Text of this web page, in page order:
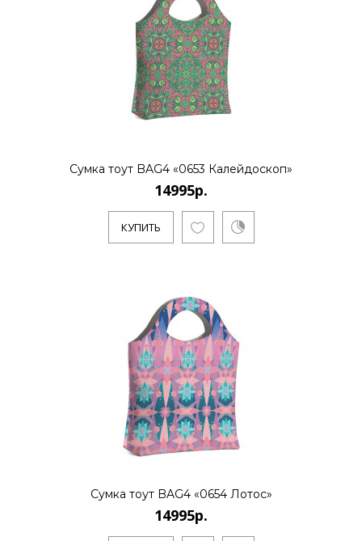
КУПИТЬ
..
14995р.
..
КУПИТЬ
14995р.
Сумка тоут BAG4 «0653 Калейдоскоп»
14995р.
КУПИТЬ
Сумка тоут BAG4 «0654 Лотос»
14995р.